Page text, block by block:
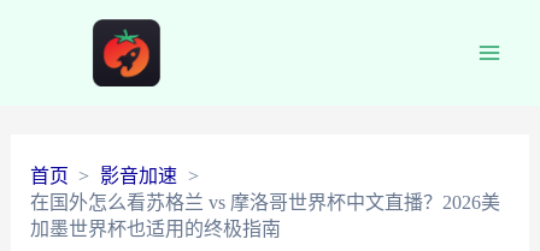
首页
影音加速
在国外怎么看苏格兰 vs 摩洛哥世界杯中文直播？2026美
加墨世界杯也适用的终极指南